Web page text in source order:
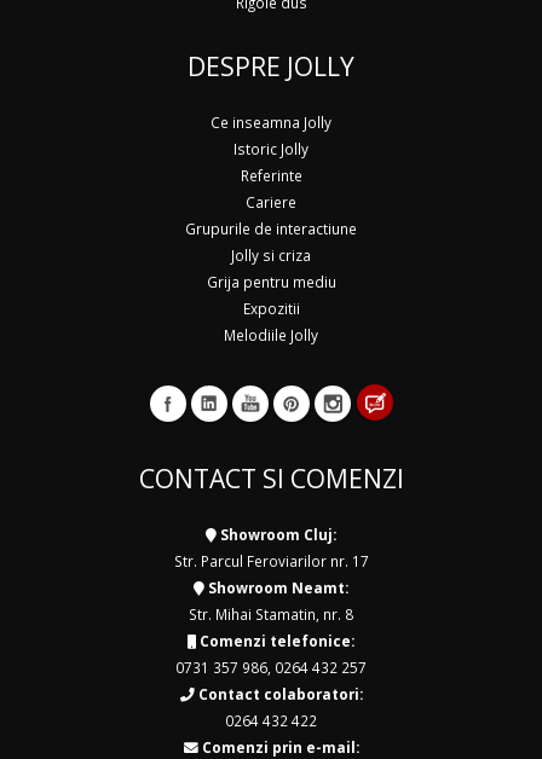
DESPRE JOLLY
Ce inseamna Jolly
Istoric Jolly
Referinte
Cariere
Grupurile de interactiune
Jolly si criza
Grija pentru mediu
Expozitii
Melodiile Jolly
CONTACT SI COMENZI
Showroom Cluj:
Str. Parcul Feroviarilor nr. 17
Showroom Neamt:
Str. Mihai Stamatin, nr. 8
Comenzi telefonice:
0731 357 986 0264 432 257
Contact colaboratori:
0264 432 422
Comenzi prin e-mail: